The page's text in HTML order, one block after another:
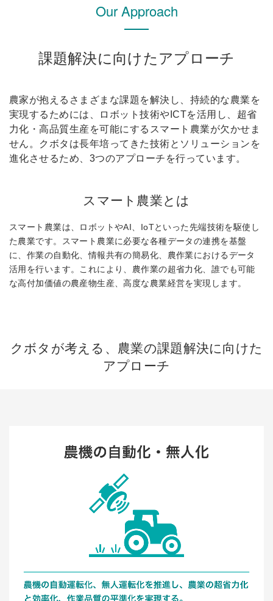
Our Approach
課題解決に向けたアプローチ
農家が抱えるさまざまな課題を解決し、持続的な農業を
実現するためには、ロボット技術やICTを活用し、超省
力化・高品質生産を可能にするスマート農業が欠かせま
せん。クボタは長年培ってきた技術とソリューションを
進化させるため、3つのアプローチを行っています。
スマート農業とは
スマート農業は、ロボットやAI、IoTといった先端技術を駆使し
た農業です。スマート農業に必要な各種データの連携を基盤
に、作業の自動化、情報共有の簡易化、農作業におけるデータ
活用を行います。これにより、農作業の超省力化、誰でも可能
な高付加価値の農産物生産、高度な農業経営を実現します。
クボタが考える、農業の課題解決に向けた
アプローチ